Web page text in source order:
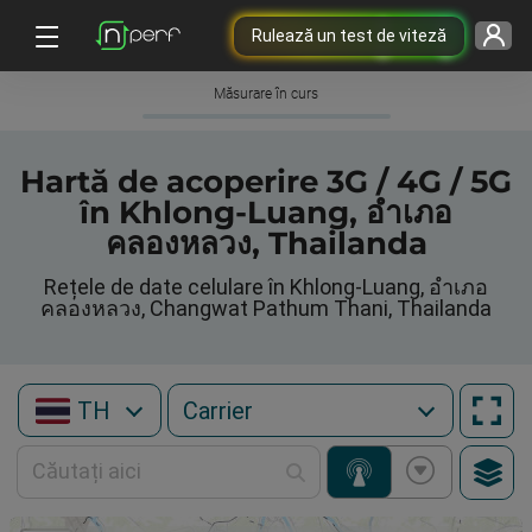
Rulează un test de viteză
Măsurare în curs
Hartă de acoperire 3G / 4G / 5G
în Khlong-Luang, อำเภอ
คลองหลวง, Thailanda
Rețele de date celulare în Khlong-Luang, อำเภอ
คลองหลวง, Changwat Pathum Thani, Thailanda
TH